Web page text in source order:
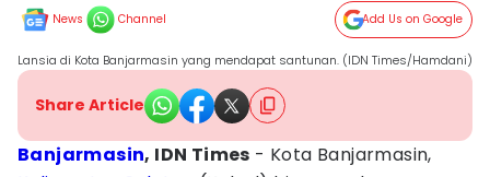
News Channel Add Us on Google
Lansia di Kota Banjarmasin yang mendapat santunan. (IDN Times/Hamdani)
Share Article
Banjarmasin, IDN Times - Kota Banjarmasin,